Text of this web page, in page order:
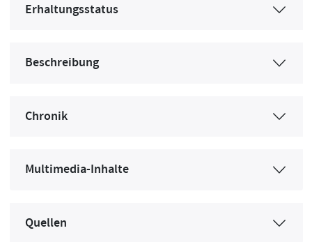
Erhaltungsstatus
Beschreibung
Chronik
Multimedia-Inhalte
Quellen